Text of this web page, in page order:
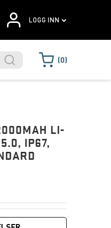
LOGG INN
0
LI-
IP67,